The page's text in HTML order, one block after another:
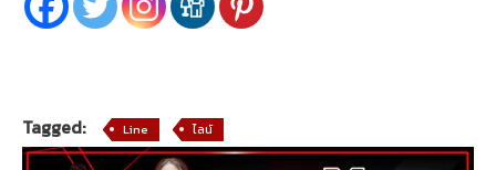
Tagged: Line ไลน์